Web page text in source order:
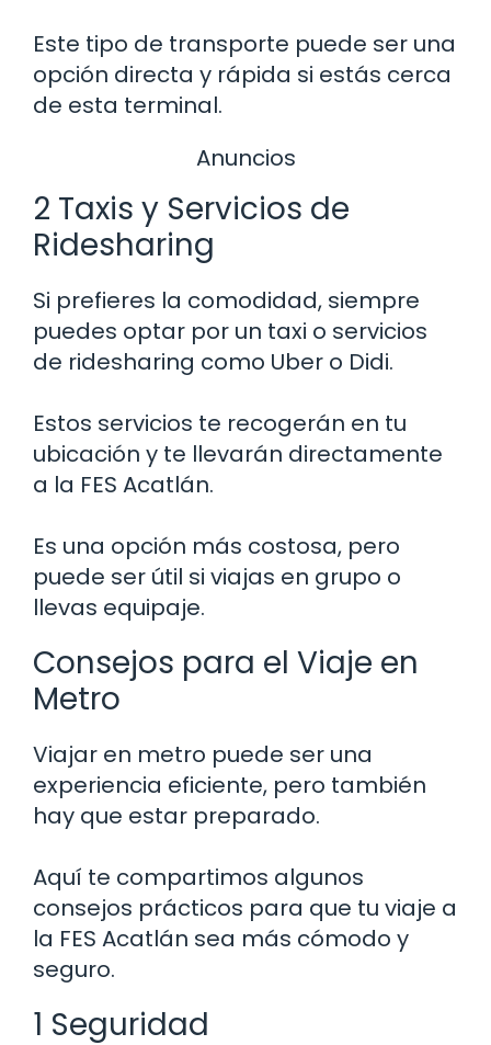
Este tipo de transporte puede ser una
opción directa y rápida si estás cerca
de esta terminal.
Anuncios
2 Taxis y Servicios de
Ridesharing
Si prefieres la comodidad, siempre
puedes optar por un taxi o servicios
de ridesharing como Uber o Didi.
Estos servicios te recogerán en tu
ubicación y te llevarán directamente
a la FES Acatlán.
Es una opción más costosa, pero
puede ser útil si viajas en grupo o
llevas equipaje.
Consejos para el Viaje en
Metro
Viajar en metro puede ser una
experiencia eficiente, pero también
hay que estar preparado.
Aquí te compartimos algunos
consejos prácticos para que tu viaje a
la FES Acatlán sea más cómodo y
seguro.
1 Seguridad